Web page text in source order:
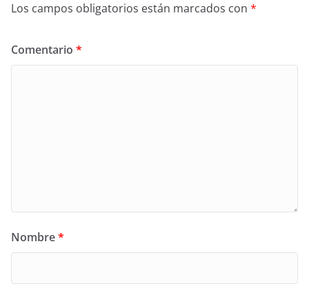
Los campos obligatorios están marcados con *
Comentario *
Nombre*